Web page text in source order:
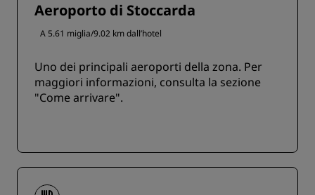
Aeroporto di Stoccarda
A 5.61 miglia/9.02 km dall’hotel
Uno dei principali aeroporti della zona. Per
maggiori informazioni, consulta la sezione
"Come arrivare".